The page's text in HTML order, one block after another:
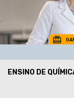
ENSINO DE